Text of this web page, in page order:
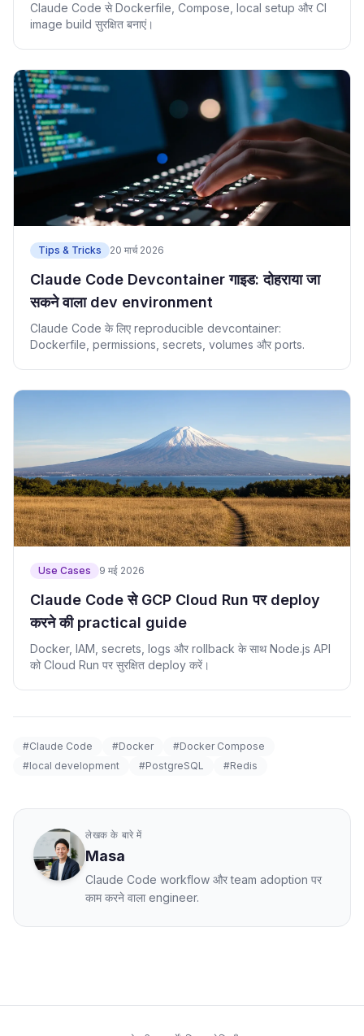
Claude Code से Dockerfile, Compose, local setup और CI
image build सुरक्षित बनाएं।
Tips & Tricks 20 मार्च 2026
Claude Code Devcontainer गाइड: दोहराया जा
सकने वाला dev environment
Claude Code के लिए reproducible devcontainer:
Dockerfile, permissions, secrets, volumes और ports.
Use Cases 9 मई 2026
Claude Code से GCP Cloud Run पर deploy
करने की practical guide
Docker, IAM, secrets, logs और rollback के साथ Node.js API
को Cloud Run पर सुरक्षित deploy करें।
#Claude Code #Docker
#Docker Compose
#local development
#PostgreSQL #Redis
लेखक के बारे में
Masa
Claude Code workflow और team adoption पर
काम करने वाला engineer.